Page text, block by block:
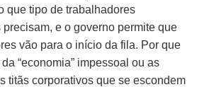
que tipo de trabalhadores
e o governo permite que
vão para o início da fila. Por que
“economia” impessoal ou as
titãs corporativos que se escondem